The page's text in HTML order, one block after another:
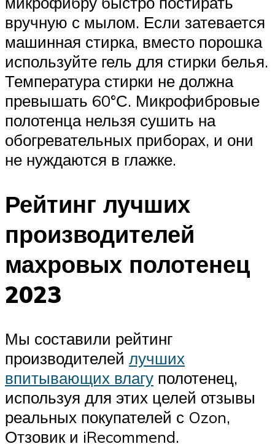
вручную с мылом. Если затевается
машинная стирка, вместо порошка
используйте гель для стирки белья.
Температура стирки не должна
превышать 60°С. Микрофибровые
полотенца нельзя сушить на
обогревательных приборах, и они
не нуждаются в глажке.
Рейтинг лучших
производителей
махровых полотенец
2023
Мы составили рейтинг
производителей лучших
впитывающих влагу полотенец,
используя для этих целей отзывы
реальных покупателей с Ozon,
Отзовик и iRecommend.